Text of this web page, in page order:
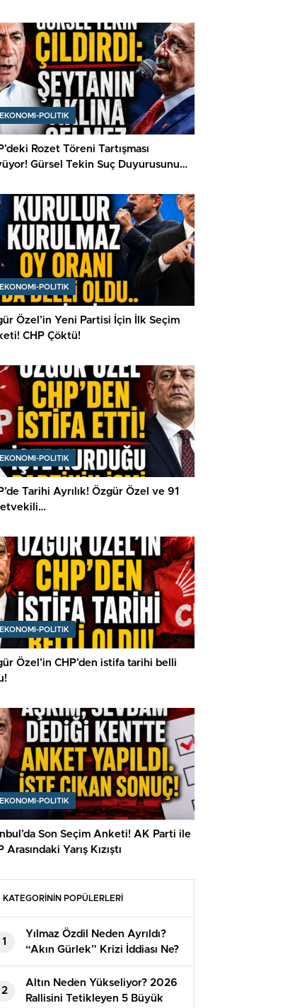
EKONOMI-POLITIK
Rozet Töreni Tartışması
Gürsel Tekin Suç Duyurusunu
EKONOMI-POLITIK
Özel’in Yeni Partisi İçin İlk Seçim
CHP Çöktü!
EKONOMI-POLITIK
Tarihi Ayrılık! Özgür Özel ve 91
EKONOMI-POLITIK
Özel’in CHP’den istifa tarihi belli
EKONOMI-POLITIK
Son Seçim Anketi! AK Parti ile
Arasındaki Yarış Kızıştı
KATEGORİNİN POPÜLERLERİ
1
Yılmaz Özdil Neden Ayrıldı?
“Akın Gürlek” Krizi İddiası Ne?
2
Altın Neden Yükseliyor? 2026
Rallisini Tetikleyen 5 Büyük